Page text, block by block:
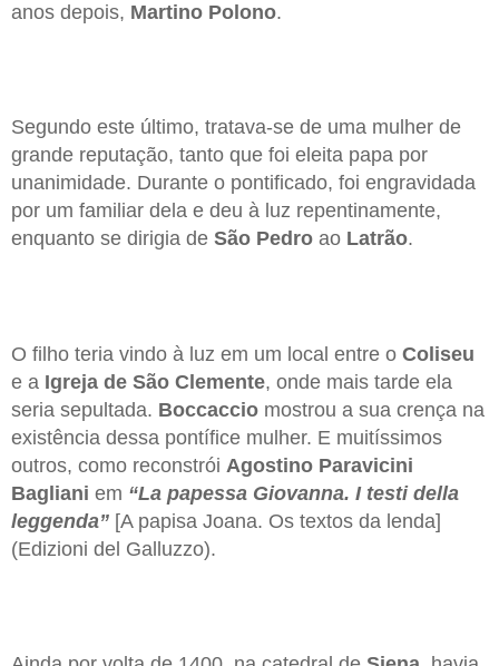
anos depois, Martino Polono.
Segundo este último, tratava-se de uma mulher de
grande reputação, tanto que foi eleita papa por
unanimidade. Durante o pontificado, foi engravidada
por um familiar dela e deu à luz repentinamente,
enquanto se dirigia de São Pedro ao Latrão.
O filho teria vindo à luz em um local entre o Coliseu
e a Igreja de São Clemente, onde mais tarde ela
seria sepultada. Boccaccio mostrou a sua crença na
existência dessa pontífice mulher. E muitíssimos
outros, como reconstrói Agostino Paravicini
Bagliani em “La papessa Giovanna. I testi della
leggenda” [A papisa Joana. Os textos da lenda]
(Edizioni del Galluzzo).